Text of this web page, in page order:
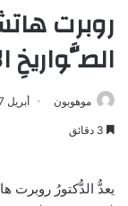
روبرت
الصَّواريخِ
موهوبون أبريل 17, 2020